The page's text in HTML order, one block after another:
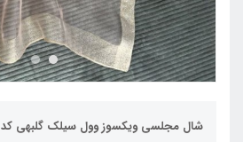
شال مجلسی ویکسوز وول سیلک گلبهی کد 4040208